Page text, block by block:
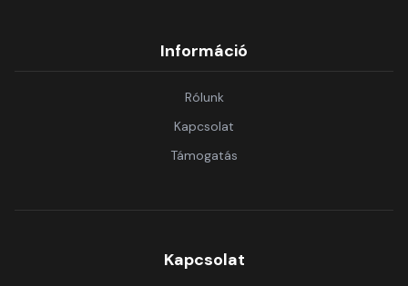
Információ
Rólunk
Kapcsolat
Támogatás
Kapcsolat